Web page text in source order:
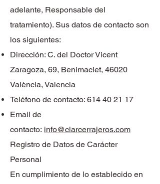
adelante, Responsable del
tratamiento). Sus datos de contacto son
los siguientes:
Dirección: C. del Doctor Vicent
Zaragoza, 69, Benimaclet, 46020
València, Valencia
Teléfono de contacto: 614 40 21 17
Email de
contacto: info@clarcerrajeros.com
Registro de Datos de Carácter
Personal
En cumplimiento de lo establecido en